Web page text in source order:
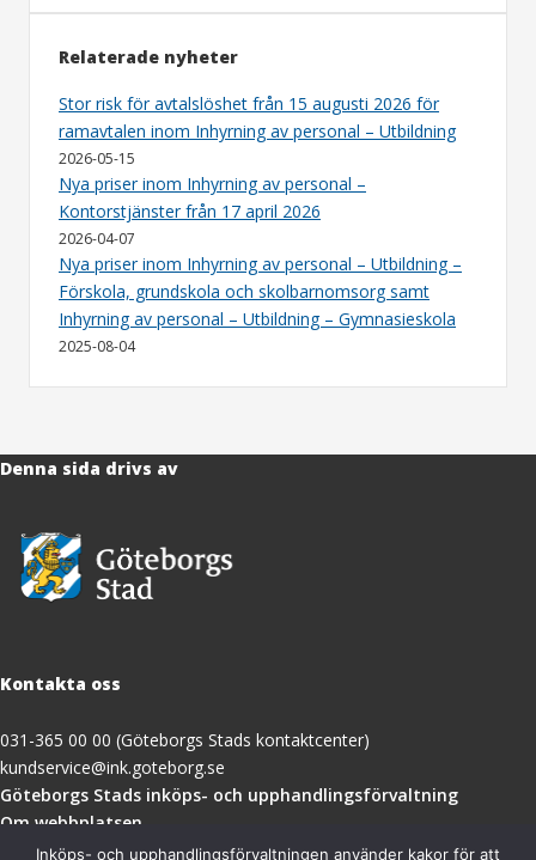
Relaterade nyheter
Stor risk för avtalslöshet från 15 augusti 2026 för
ramavtalen inom Inhyrning av personal – Utbildning
2026-05-15
Nya priser inom Inhyrning av personal –
Kontorstjänster från 17 april 2026
2026-04-07
Nya priser inom Inhyrning av personal – Utbildning –
Förskola, grundskola och skolbarnomsorg samt
Inhyrning av personal – Utbildning – Gymnasieskola
2025-08-04
Denna sida drivs av
Kontakta oss
031-365 00 00 (Göteborgs Stads kontaktcenter)
kundservice@ink.goteborg.se
Göteborgs Stads inköps- och upphandlingsförvaltning(öppnas
nytt
Om webbplatsen
Tillgänglighetsredogörelse
Inköps- och upphandlingsförvaltningen använder kakor för att